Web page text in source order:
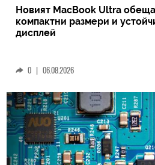
Новият MacBook Ultra
компактни размери и
дисплей
0 | 06.08.2026